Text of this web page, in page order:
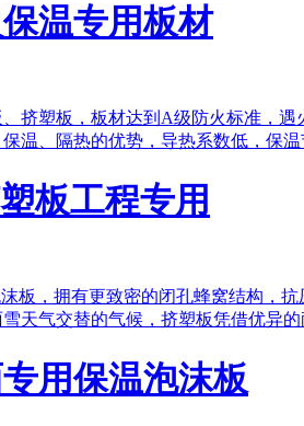
温专用板材
挤塑板，板材达到A级防火标准，
温、隔热的优势，导热系数低，保
板工程专用
，拥有更致密的闭孔蜂窝结构，
气交替的气候，挤塑板凭借优异
用保温泡沫板